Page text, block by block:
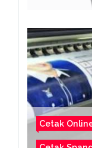
Cetak